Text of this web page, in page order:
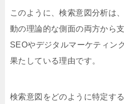
このように、検索意図分析は
動の理論的な側面の両方から
SEOやデジタルマーケティン
果たしている理由です。
検索意図をどのように特定す